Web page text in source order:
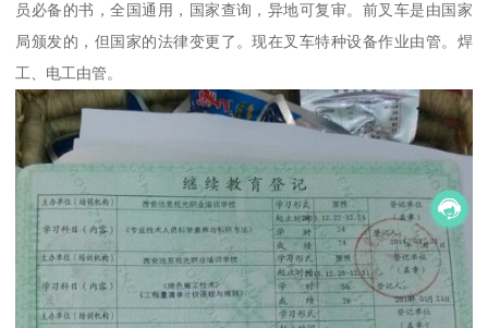
员必备的书，全国通用，国家查询，异地可复审。前叉车是由国家
局颁发的，但国家的法律变更了。现在叉车特种设备作业由管。焊
工、电工由管。